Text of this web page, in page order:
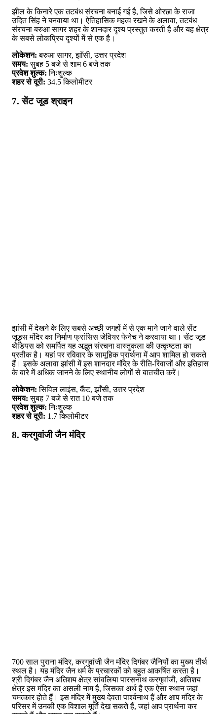
झील के किनारे एक तटबंध संरचना बनाई गई है, जिसे ओरछा के राजा
उदित सिंह ने बनवाया था। ऐतिहासिक महत्व रखने के अलावा, तटबंध
संरचना बरुआ सागर शहर के शानदार दृश्य प्रस्तुत करती है और यह क्षेत्र
के सबसे लोकप्रिय दृश्यों में से एक है।
लोकेशन: बरुआ सागर, झाँसी, उत्तर प्रदेश
समय: सुबह 5 बजे से शाम 6 बजे तक
प्रवेश शुल्क: निःशुल्क
शहर से दूरी: 34.5 किलोमीटर
7. सेंट जूड श्राइन
झांसी में देखने के लिए सबसे अच्छी जगहों में से एक माने जाने वाले सेंट
जूड्स मंदिर का निर्माण फ्रांसिस जेवियर फेनेच ने करवाया था। सेंट जूड
थैडियस को समर्पित यह अद्भुत संरचना वास्तुकला की उत्कृष्टता का
प्रतीक है। यहां पर रविवार के सामूहिक प्रार्थना में आप शामिल हो सकते
हैं। इसके अलावा झांसी में इस शानदार मंदिर के रीति-रिवाजों और इतिहास
के बारे में अधिक जानने के लिए स्थानीय लोगों से बातचीत करें।
लोकेशन: सिविल लाइंस, कैंट, झाँसी, उत्तर प्रदेश
समय: सुबह 7 बजे से रात 10 बजे तक
प्रवेश शुल्क: निःशुल्क
शहर से दूरी: 1.7 किलोमीटर
8. करगुवांजी जैन मंदिर
700 साल पुराना मंदिर, करगुवांजी जैन मंदिर दिगंबर जैनियों का मुख्य तीर्थ
स्थल है। यह मंदिर जैन धर्म के प्रचारकों को बहुत आकर्षित करता है।
श्री दिगंबर जैन अतिशय क्षेत्र सांवलिया पारसनाथ करगुवांजी, अतिशय
क्षेत्र इस मंदिर का असली नाम है, जिसका अर्थ है एक ऐसा स्थान जहां
चमत्कार होते हैं। इस मंदिर में मुख्य देवता पार्श्वनाथ हैं और आप मंदिर के
परिसर में उनकी एक विशाल मूर्ति देख सकते हैं, जहां आप प्रार्थना कर